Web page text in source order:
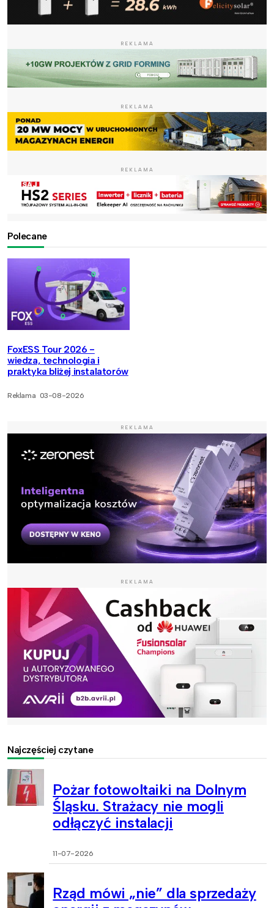
REKLAMA
REKLAMA
REKLAMA
Polecane
FoxESS Tour 2026 -
wiedza, technologia i
praktyka bliżej instalatorów
Reklama 03-08-2026
REKLAMA
REKLAMA
Najczęściej czytane
Pożar fotowoltaiki na Dolnym
Śląsku. Strażacy nie mogli
odłączyć instalacji
11-07-2026
Rząd mówi „nie” dla sprzedaży